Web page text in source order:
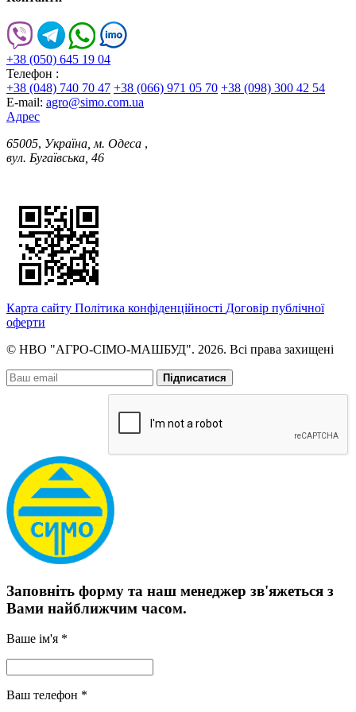
+38 (050) 645 19 04
Телефон :
+38 (048) 740 70 47 +38 (066) 971 05 70 +38 (098) 300 42 54
E-mail: agro@simo.com.ua
Адрес
65005, Україна, м. Одеса ,
вул. Бугаївська, 46
Карта сайту Політика конфіденційності Договір публічної
оферти
© НВО "АГРО-СІМО-МАШБУД". 2026. Всі права захищені
Підписатися
Заповніть форму та наш менеджер зв'яжеться з
Вами найближчим часом.
Ваше ім'я *
Ваш телефон *